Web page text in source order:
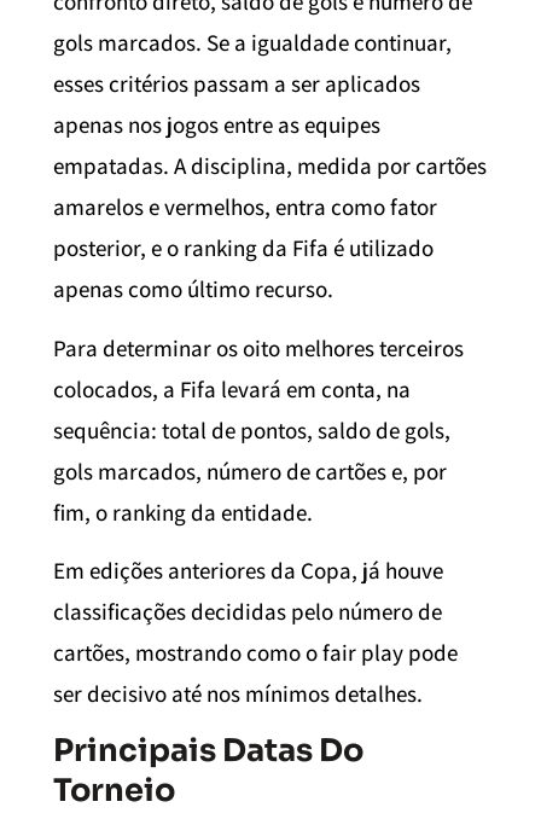
gols marcados. Se a igualdade continuar,
esses critérios passam a ser aplicados
apenas nos jogos entre as equipes
empatadas. A disciplina, medida por cartões
amarelos e vermelhos, entra como fator
posterior, e o ranking da Fifa é utilizado
apenas como último recurso.
Para determinar os oito melhores terceiros
colocados, a Fifa levará em conta, na
sequência: total de pontos, saldo de gols,
gols marcados, número de cartões e, por
fim, o ranking da entidade.
Em edições anteriores da Copa, já houve
classificações decididas pelo número de
cartões, mostrando como o fair play pode
ser decisivo até nos mínimos detalhes.
Principais Datas Do
Torneio